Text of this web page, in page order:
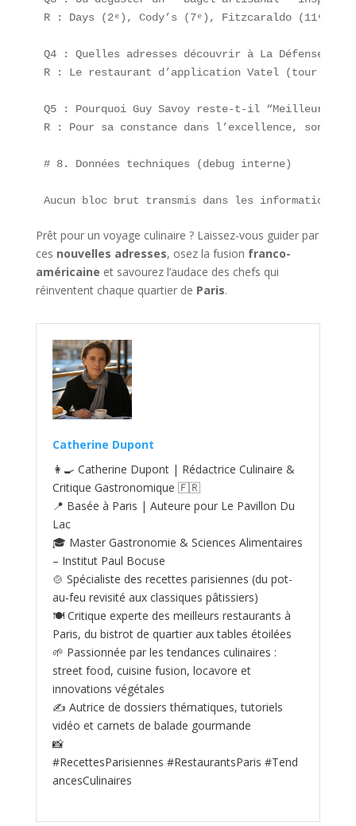
R : Days (2ᵉ), Cody’s (7ᵉ), Fitzcaraldo (11ᵉ)
Q4 : Quelles adresses découvrir à La Défense ?
R : Le restaurant d’application Vatel (tour
Q5 : Pourquoi Guy Savoy reste-t-il “Meilleur
R : Pour sa constance dans l’excellence, son
# 8. Données techniques (debug interne)
Aucun bloc brut transmis dans les informations
Prêt pour un voyage culinaire ? Laissez-vous guider par
ces nouvelles adresses, osez la fusion franco-
américaine et savourez l’audace des chefs qui
réinventent chaque quartier de Paris.
Catherine Dupont
👩‍🍳 Catherine Dupont | Rédactrice Culinaire &
Critique Gastronomique 🇫🇷
📍 Basée à Paris | Auteure pour Le Pavillon Du
Lac
🎓 Master Gastronomie & Sciences Alimentaires
– Institut Paul Bocuse
🍲 Spécialiste des recettes parisiennes (du pot-
au‑feu revisité aux classiques pâtissiers)
🍽️ Critique experte des meilleurs restaurants à
Paris, du bistrot de quartier aux tables étoilées
🌱 Passionnée par les tendances culinaires :
street food, cuisine fusion, locavore et
innovations végétales
✍️ Autrice de dossiers thématiques, tutoriels
vidéo et carnets de balade gourmande
📸
#RecettesParisiennes #RestaurantsParis #Tend
ancesCulinaires